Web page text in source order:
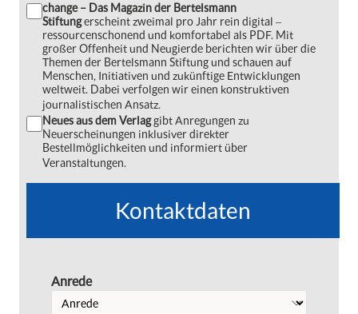
change – Das Magazin der Bertelsmann
Stiftungerscheint zweimal pro Jahr rein digital ‒
ressourcenschonend und komfortabel als PDF. Mit
großer Offenheit und Neugierde berichten wir über die
Themen der Bertelsmann Stiftung und schauen auf
Menschen, Initiativen und zukünftige Entwicklungen
weltweit. Dabei verfolgen wir einen konstruktiven
journalistischen Ansatz.
Neues aus dem Verlaggibt Anregungen zu
Neuerscheinungen inklusiver direkter
Bestellmöglichkeiten und informiert über
Veranstaltungen.
Kontaktdaten
Anrede